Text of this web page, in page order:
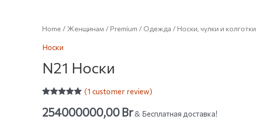
Home / Женщинам /Premium / Одежда /Носки, чулки и колготки
Носки
N21 Носки
out of 5
based on
(1 customer review)
254000000,00 Br& Бесплатная доставка!